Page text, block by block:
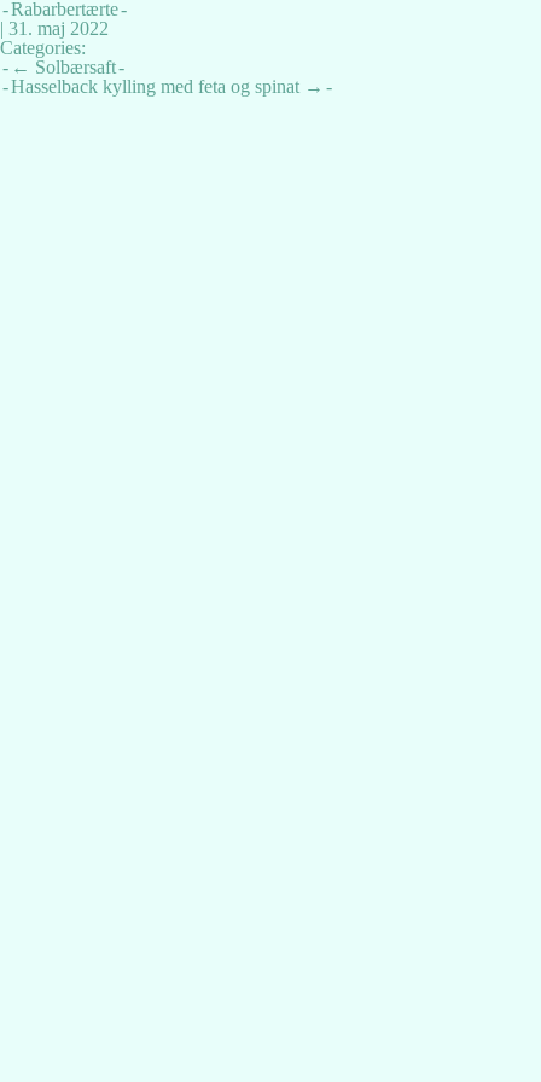
Rabarbertærte
| 31. maj 2022
Categories:
Indlægsnavigation
← Solbærsaft
Hasselback kylling med feta og spinat →